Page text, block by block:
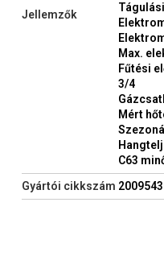
Jellemzők
Max.
Fűtési
3/4
Mért
C63
Gyártói cikkszám